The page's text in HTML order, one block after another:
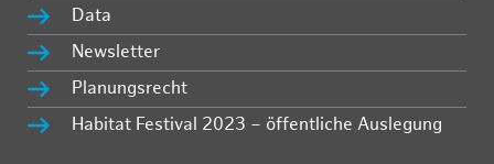
Data
Newsletter
Planungsrecht
Habitat Festival 2023 – öffentliche Auslegung